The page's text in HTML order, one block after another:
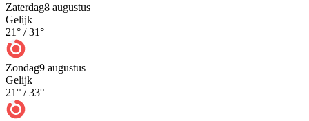
Zaterdag8 augustus
Gelijk
21° /31°
Zondag9 augustus
Gelijk
21° /33°